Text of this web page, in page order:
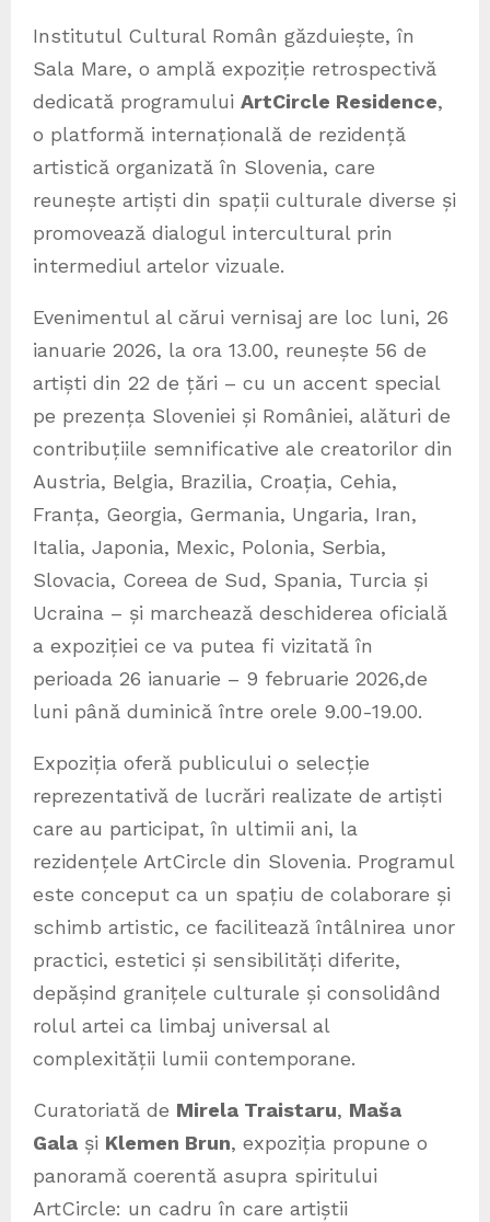
Institutul Cultural Român găzduiește, în
Sala Mare, o amplă expoziție retrospectivă
dedicată programului ArtCircle Residence,
o platformă internațională de rezidență
artistică organizată în Slovenia, care
reunește artiști din spații culturale diverse și
promovează dialogul intercultural prin
intermediul artelor vizuale.
Evenimentul al cărui vernisaj are loc luni, 26
ianuarie 2026, la ora 13.00, reunește 56 de
artiști din 22 de țări – cu un accent special
pe prezența Sloveniei și României, alături de
contribuțiile semnificative ale creatorilor din
Austria, Belgia, Brazilia, Croația, Cehia,
Franța, Georgia, Germania, Ungaria, Iran,
Italia, Japonia, Mexic, Polonia, Serbia,
Slovacia, Coreea de Sud, Spania, Turcia și
Ucraina – și marchează deschiderea oficială
a expoziției ce va putea fi vizitată în
perioada 26 ianuarie – 9 februarie 2026,de
luni până duminică între orele 9.00-19.00.
Expoziția oferă publicului o selecție
reprezentativă de lucrări realizate de artiști
care au participat, în ultimii ani, la
rezidențele ArtCircle din Slovenia. Programul
este conceput ca un spațiu de colaborare și
schimb artistic, ce facilitează întâlnirea unor
practici, estetici și sensibilități diferite,
depășind granițele culturale și consolidând
rolul artei ca limbaj universal al
complexității lumii contemporane.
Curatoriată de Mirela Traistaru, Maša
Gala și Klemen Brun, expoziția propune o
panoramă coerentă asupra spiritului
ArtCircle: un cadru în care artiștii